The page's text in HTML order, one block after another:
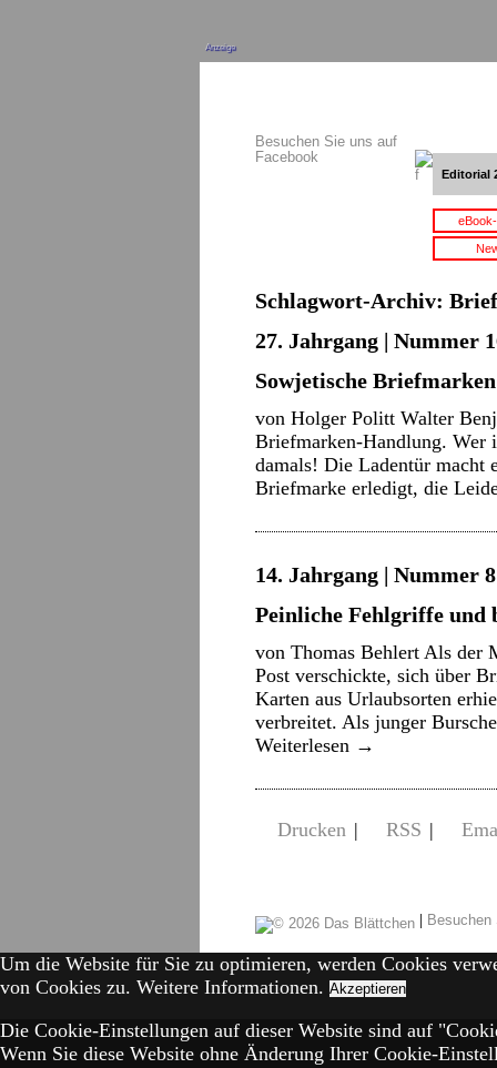
Anzeige
Besuchen Sie uns auf
Facebook
Editorial
Schlagwort-Archiv:
27. Jahrgang | Nummer
Sowjetische Briefmarken
von Holger Politt Walter
Briefmarken-Handlung. Wer
damals! Die Ladentür macht
Briefmarke erledigt, die
14. Jahrgang | Nummer
Peinliche Fehlgriffe und
von Thomas Behlert Als der
Post verschickte, sich über
Karten aus Urlaubsorten
verbreitet. Als junger
Weiterlesen →
Drucken | RSS |
|
Um die Website für Sie zu optimieren, werden Cookies
von Cookies zu. Weitere Informationen. Akzeptieren
Die Cookie-Einstellungen auf dieser Website sind auf
Wenn Sie diese Website ohne Änderung Ihrer Cookie-